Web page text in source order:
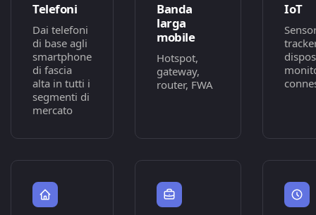
Telefoni
Dai telefoni
di base agli
smartphone
di fascia
alta in tutti i
segmenti di
mercato
Banda
larga
mobile
Hotspot,
gateway,
router, FWA
IoT